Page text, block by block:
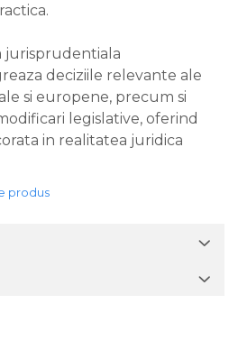
jurisprudentiala
deciziile relevante ale
si europene, precum si
legislative, oferind
in realitatea juridica
produs